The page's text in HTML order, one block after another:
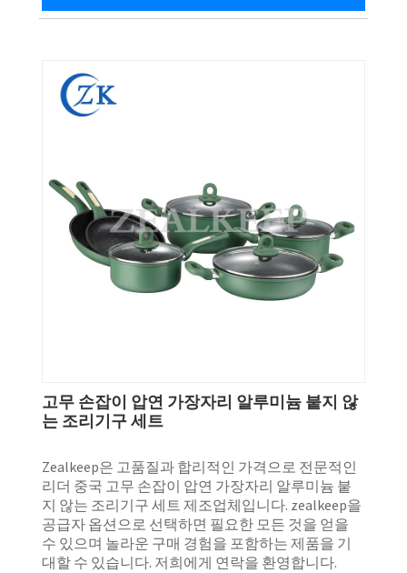
고무 손잡이 압연 가장자리 알루미늄 붙지 않
는 조리기구 세트
Zealkeep은 고품질과 합리적인 가격으로 전문적인
리더 중국 고무 손잡이 압연 가장자리 알루미늄 붙
지 않는 조리기구 세트 제조업체입니다. zealkeep을
공급자 옵션으로 선택하면 필요한 모든 것을 얻을
수 있으며 놀라운 구매 경험을 포함하는 제품을 기
대할 수 있습니다. 저희에게 연락을 환영합니다.